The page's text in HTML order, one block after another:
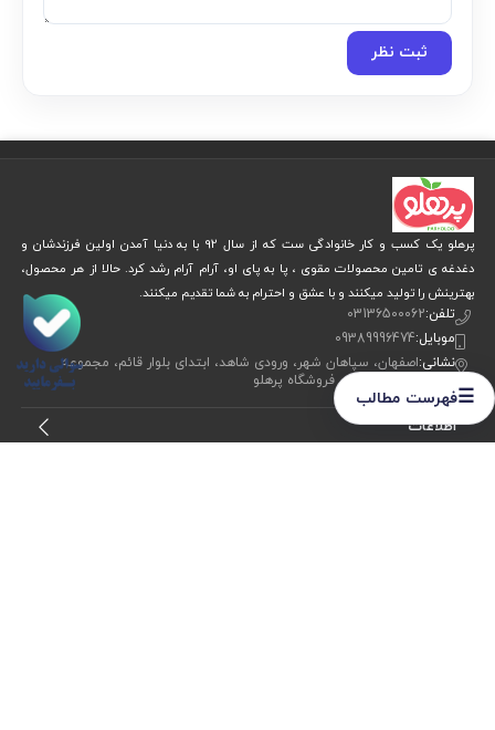
ثبت نظر
پرهلو یک کسب و کار خانوادگی ست که از سال 92 با به دنیا آمدن اولین فرزندشان و
دغدغه ی تامین محصولات مقوی ، پا به پای او، آرام آرام رشد کرد. حالا از هر محصول،
بهترینش را تولید میکنند و با عشق و احترام به شما تقدیم میکنند.
تلفن:03136500062
موبایل:09389996474
نشانی:اصفهان، سپاهان شهر، ورودی شاهد، ابتدای بلوار قائم، مجموعه
ورزشی ولایت، فروشگاه پرهلو
اطلاعات
☰فهرست مطالب